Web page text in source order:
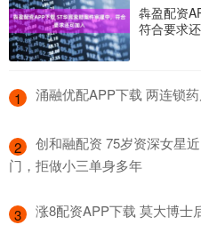
犇盈配资
符合要求
1 涌融优配APP下载 两连锁
2
创和融配资 75岁资深女星
门，拒做小三单身多年
3 涨8配资APP下载 莫大博士